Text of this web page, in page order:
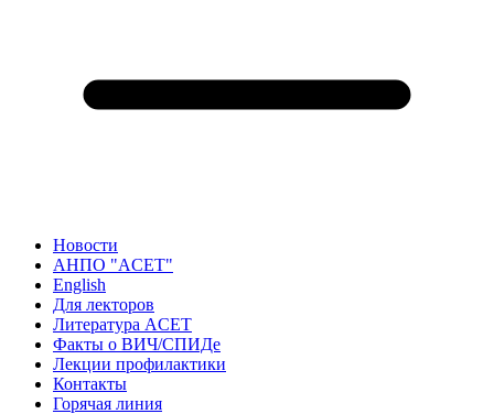
Новости
АНПО "ACET"
English
Для лекторов
Литература ACET
Факты о ВИЧ/СПИДе
Лекции профилактики
Контакты
Горячая линия